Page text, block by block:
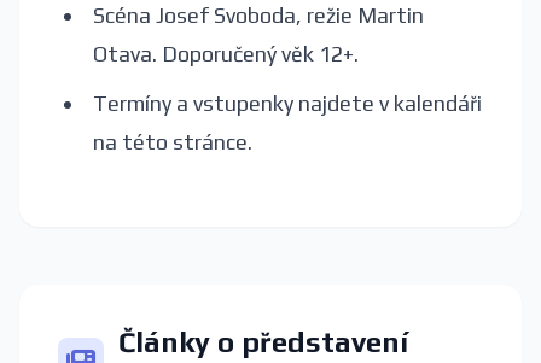
Scéna Josef Svoboda, režie Martin
Otava. Doporučený věk 12+.
Termíny a vstupenky najdete v kalendáři
na této stránce.
Články o představení